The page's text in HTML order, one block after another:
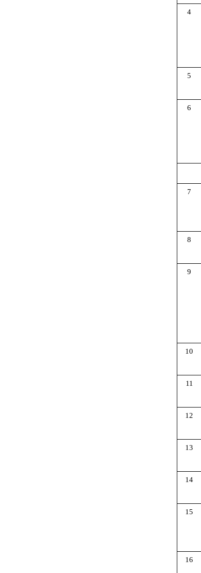
4
5
6
7
8
9
10
11
12
13
14
15
16